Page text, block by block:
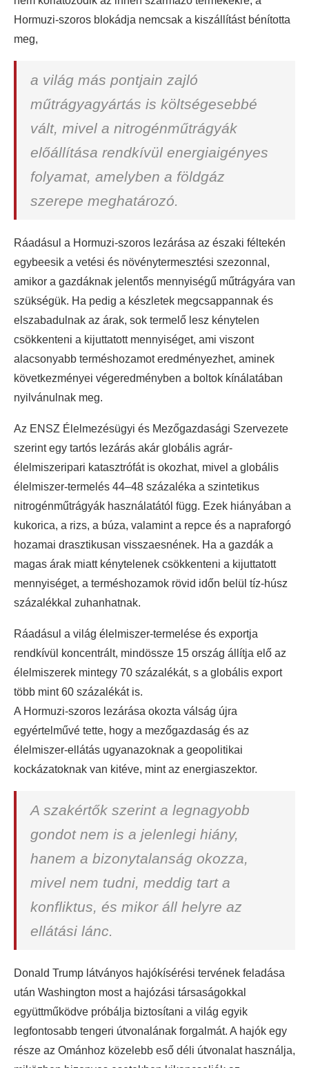
Hormuzi-szoros blokádja nemcsak a kiszállítást bénította
meg,
a világ más pontjain zajló
műtrágyagyártás is költségesebbé
vált, mivel a nitrogénműtrágyák
előállítása rendkívül energiaigényes
folyamat, amelyben a földgáz
szerepe meghatározó.
Ráadásul a Hormuzi-szoros lezárása az északi féltekén
egybeesik a vetési és növénytermesztési szezonnal,
amikor a gazdáknak jelentős mennyiségű műtrágyára van
szükségük. Ha pedig a készletek megcsappannak és
elszabadulnak az árak, sok termelő lesz kénytelen
csökkenteni a kijuttatott mennyiséget, ami viszont
alacsonyabb terméshozamot eredményezhet, aminek
következményei végeredményben a boltok kínálatában
nyilvánulnak meg.
Az ENSZ Élelmezésügyi és Mezőgazdasági Szervezete
szerint egy tartós lezárás akár globális agrár-
élelmiszeripari katasztrófát is okozhat, mivel a globális
élelmiszer-termelés 44–48 százaléka a szintetikus
nitrogénműtrágyák használatától függ. Ezek hiányában a
kukorica, a rizs, a búza, valamint a repce és a napraforgó
hozamai drasztikusan visszaesnének. Ha a gazdák a
magas árak miatt kénytelenek csökkenteni a kijuttatott
mennyiséget, a terméshozamok rövid időn belül tíz-húsz
százalékkal zuhanhatnak.
Ráadásul a világ élelmiszer-termelése és exportja
rendkívül koncentrált, mindössze 15 ország állítja elő az
élelmiszerek mintegy 70 százalékát, s a globális export
több mint 60 százalékát is.
A Hormuzi-szoros lezárása okozta válság újra
egyértelművé tette, hogy a mezőgazdaság és az
élelmiszer-ellátás ugyanazoknak a geopolitikai
kockázatoknak van kitéve, mint az energiaszektor.
A szakértők szerint a legnagyobb
gondot nem is a jelenlegi hiány,
hanem a bizonytalanság okozza,
mivel nem tudni, meddig tart a
konfliktus, és mikor áll helyre az
ellátási lánc.
Donald Trump látványos hajókísérési tervének feladása
után Washington most a hajózási társaságokkal
együttműködve próbálja biztosítani a világ egyik
legfontosabb tengeri útvonalának forgalmát. A hajók egy
része az Ománhoz közelebb eső déli útvonalat használja,